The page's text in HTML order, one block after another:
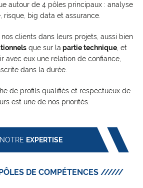
autour de 4 pôles principaux : analyse
risque, big data et assurance.
clients dans leurs projets, aussi bien
que sur la partie technique, et
avec eux une relation de confiance,
dans la durée.
de profils qualifiés et respectueux de
est une de nos priorités.
NOTRE EXPERTISE
DE COMPÉTENCES //////